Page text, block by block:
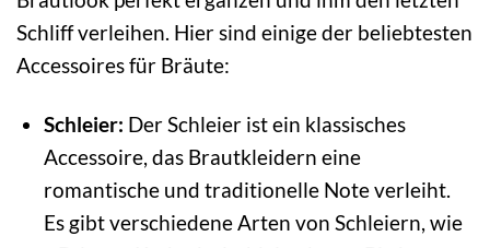
Schliff verleihen. Hier sind einige der beliebtesten
Accessoires für Bräute:
Schleier: Der Schleier ist ein klassisches
Accessoire, das Brautkleidern eine
romantische und traditionelle Note verleiht.
Es gibt verschiedene Arten von Schleiern, wie